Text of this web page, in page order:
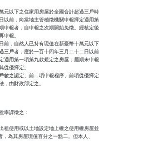
元以下之住家用房屋於全國合計超過三戶時
以前，向當地主管稽徵機關申報擇定適用第
申報者，自申報之次期開始免徵。經核定後
申報。
前，自然人已持有現值在新臺幣十萬元以下
三戶者，應於一百十四年三月二十二日以前
適用第一項第九款規定之房屋；屆期未申報
從優擇定。
數之認定、前二項申報程序、前項從優擇定
，由財政部定之。
率課徵之：
租使用或以土地設定地上權之使用權房屋並
，為其房屋現值百分之一點二。但本人、